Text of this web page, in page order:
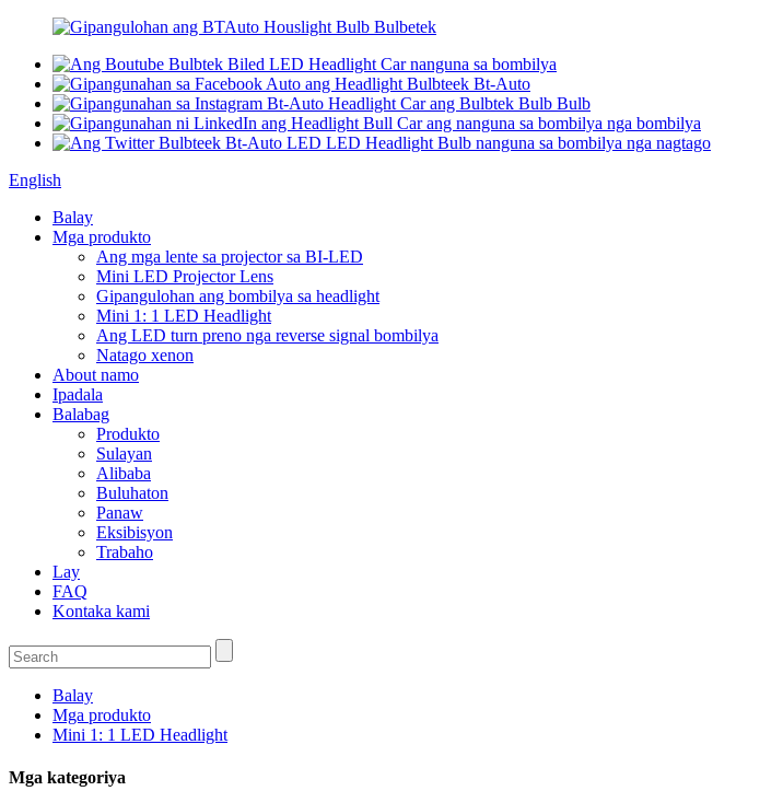
English
Balay
Mga produkto
Ang mga lente sa projector sa BI-LED
Mini LED Projector Lens
Gipangulohan ang bombilya sa headlight
Mini 1: 1 LED Headlight
Ang LED turn preno nga reverse signal bombilya
Natago xenon
About namo
Ipadala
Balabag
Produkto
Sulayan
Alibaba
Buluhaton
Panaw
Eksibisyon
Trabaho
Lay
FAQ
Kontaka kami
Balay
Mga produkto
Mini 1: 1 LED Headlight
Mga kategoriya